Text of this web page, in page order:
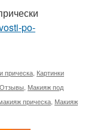
po-
прическа Картинки
Отзывы Макияж под
прическа Макияж